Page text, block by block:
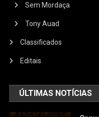
Sem Mordaça
Tony Auad
Classificados
Editais
ÚLTIMAS NOTÍCIAS